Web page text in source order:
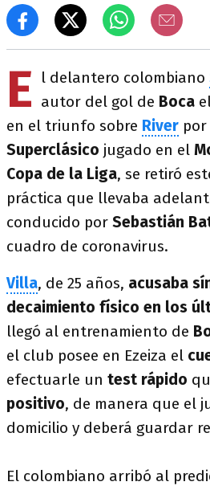
E l delantero colombiano
autor del gol de Boca
en el triunfo sobre River por
Superclásico jugado en el
Copa de la Liga, se retiró
práctica que llevaba
conducido por Sebastián
cuadro de coronavirus.
Villa, de 25 años, acusaba
decaimiento físico en los
llegó al entrenamiento de
el club posee en Ezeiza el
efectuarle un test rápido
positivo, de manera que el
domicilio y deberá guardar
El colombiano arribó al